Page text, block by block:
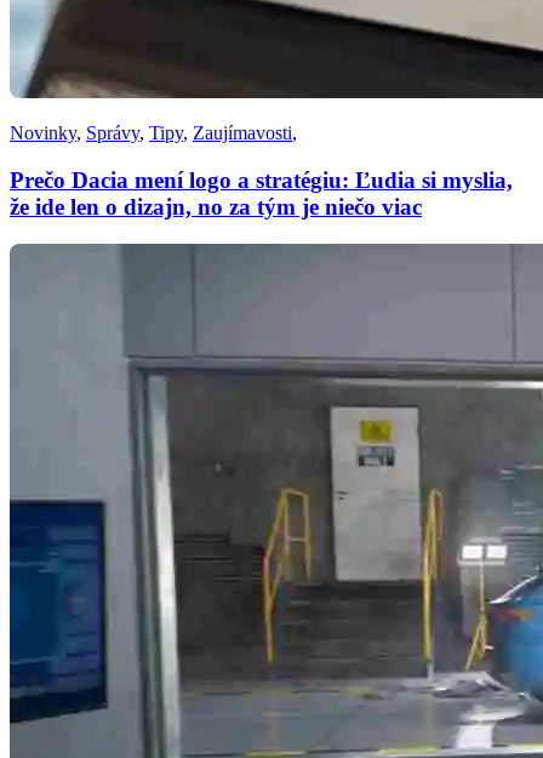
Novinky, Správy, Tipy, Zaujímavosti,
Prečo Dacia mení logo a stratégiu: Ľudia si myslia,
že ide len o dizajn, no za tým je niečo viac